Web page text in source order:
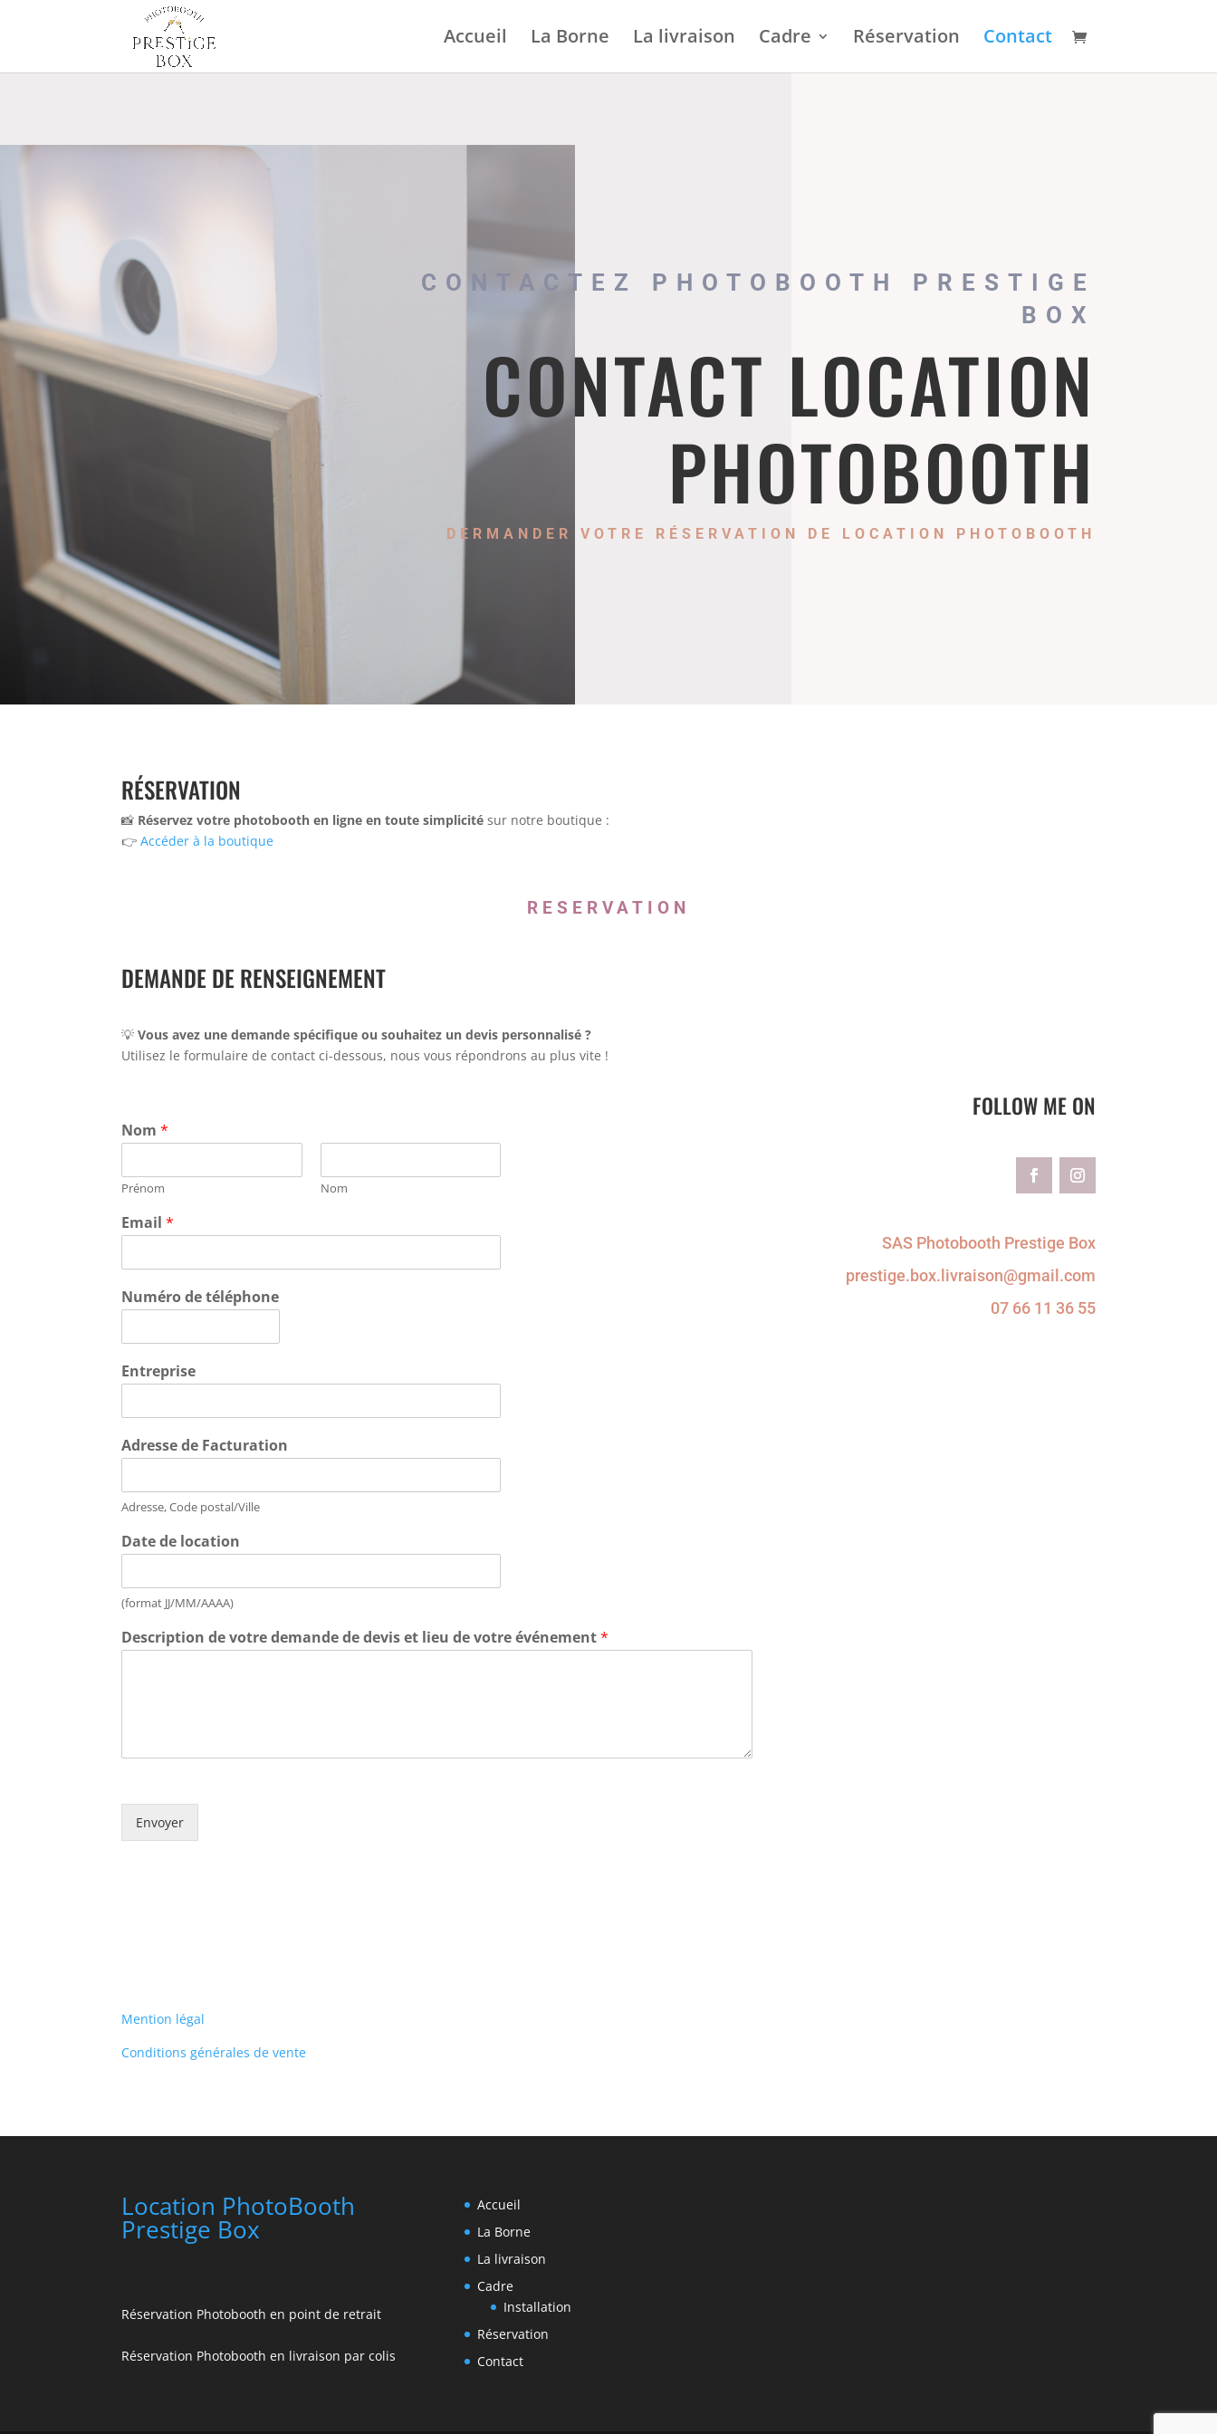
Accueil La Borne La livraison Cadre Réservation Contact
CONTACTEZ PHOTOBOOTH PRESTIGE
BOX
CONTACT LOCATION
PHOTOBOOTH
DERMANDER VOTRE RÉSERVATION DE LOCATION PHOTOBOOTH
RÉSERVATION
📸 Réservez votre photobooth en ligne en toute simplicité sur notre boutique :
👉Accéder à la boutique
RESERVATION
DEMANDE DE RENSEIGNEMENT
💡Vous avez une demande spécifique ou souhaitez un devis personnalisé ?
Utilisez le formulaire de contact ci-dessous, nous vous répondrons au plus vite !
Nom*
Prénom Nom
Email*
Numéro de téléphone
Entreprise
Adresse de Facturation
Adresse, Code postal/Ville
Date de location
(format JJ/MM/AAAA)
Description de votre demande de devis et lieu de votre événement*
Envoyer
FOLLOW ME ON
SAS Photobooth Prestige Box
prestige.box.livraison@gmail.com
07 66 11 36 55
Mention légal
Conditions générales de vente
Location PhotoBooth
Prestige Box
Réservation Photobooth en point de retrait
Réservation Photobooth en livraison par colis
Accueil
La Borne
La livraison
Cadre
Installation
Réservation
Contact